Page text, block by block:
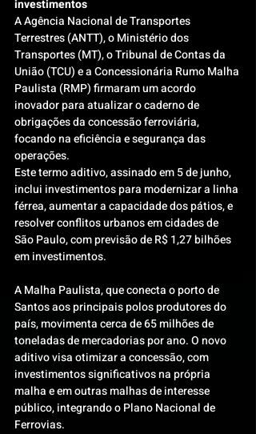
investimentos
A Agência Nacional de Transportes
Terrestres (ANTT), o Ministério dos
Transportes (MT), o Tribunal de Contas da
União (TCU) e a Concessionária Rumo Malha
Paulista (RMP) firmaram um acordo
inovador para atualizar o caderno de
obrigações da concessão ferroviária,
focando na eficiência e segurança das
operações.
Este termo aditivo, assinado em 5 de junho,
inclui investimentos para modernizar a linha
férrea, aumentar a capacidade dos pátios, e
resolver conflitos urbanos em cidades de
São Paulo, com previsão de R$ 1,27 bilhões
em investimentos.
A Malha Paulista, que conecta o porto de
Santos aos principais polos produtores do
país, movimenta cerca de 65 milhões de
toneladas de mercadorias por ano. O novo
aditivo visa otimizar a concessão, com
investimentos significativos na própria
malha e em outras malhas de interesse
público, integrando o Plano Nacional de
Ferrovias.